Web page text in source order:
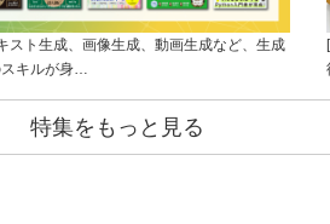
スト生成、画像生成、動画生成など、生成
キルが身…
特集をもっと見る